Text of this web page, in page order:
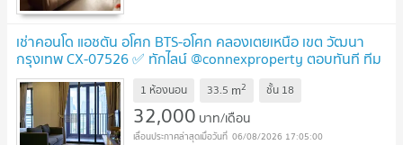
เช่าคอนโด แอชตัน อโศก BTS-อโศก คลองเตยเหนือ เขต วัฒนา
กรุงเทพ CX-07526 ✅ ทักไลน์ @connexproperty ตอบทันที ทีม
งานมืออาชีพ ✅ UPDATE !
1 ห้องนอน 33.5 m2 ชั้น 18
32,000 บาท/เดือน
06/08/2026 17:05:00